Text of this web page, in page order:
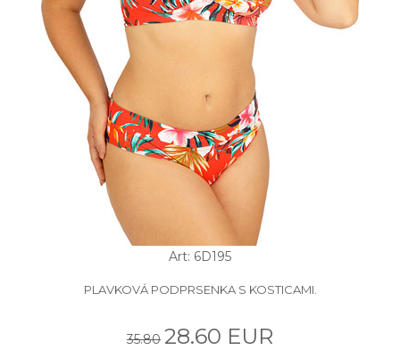
Art: 6D195
PLAVKOVÁ PODPRSENKA S KOSTICAMI.
35.80 28.60 EUR